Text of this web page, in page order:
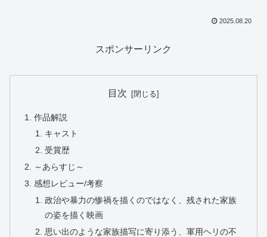
2025.08.20
スポンサーリンク
目次
作品解説
キャスト
受賞歴
～あらすじ～
感想レビュー/考察
政治や暴力の惨禍を描くのではなく、残された家族
の姿を描く映画
思い出のような家族描写に寄り添う、軍用ヘリの不